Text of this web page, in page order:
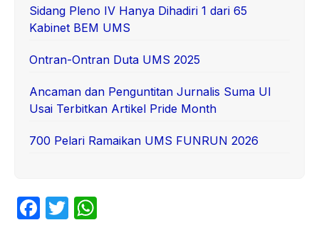
Sidang Pleno IV Hanya Dihadiri 1 dari 65
Kabinet BEM UMS
Ontran-Ontran Duta UMS 2025
Ancaman dan Penguntitan Jurnalis Suma UI
Usai Terbitkan Artikel Pride Month
700 Pelari Ramaikan UMS FUNRUN 2026
F
T